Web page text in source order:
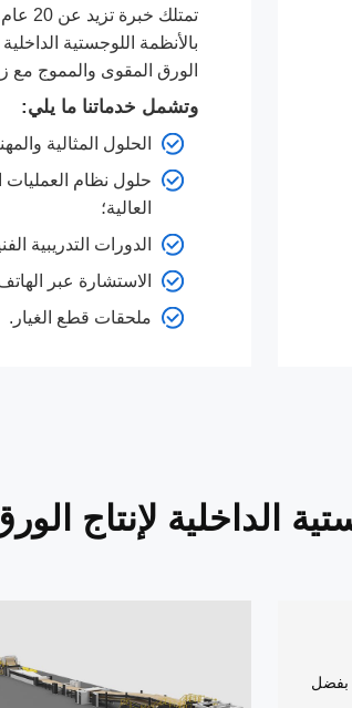
بالأنظمة اللوجستية
الورق المقوى والمموج مع
وتشمل خدماتنا ما يلي:
الحلول المثالية
حلول نظام العمليات
العالية؛
الدورات التدريبية
الاستشارة عبر الهاتف
ملحقات قطع الغيار.
الداخلية لإنتاج
بفضل